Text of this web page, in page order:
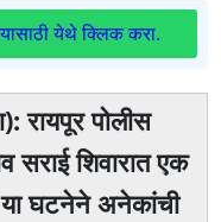
येथे क्लिक करा.
रायपूर पोलीस
सराई शिवारात एक
घटनेने अनेकांची